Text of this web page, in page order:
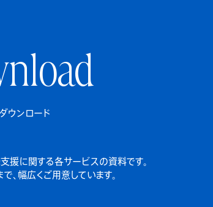
ウンロード
に関する各サービスの資料です。
、幅広くご用意しています。